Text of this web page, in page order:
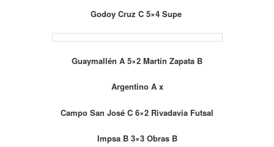
Godoy Cruz C 5×4 Supe
Guaymallén A 5×2 Martín Zapata B
Argentino A x
Campo San José C 6×2 Rivadavia Futsal
Impsa B 3×3 Obras B